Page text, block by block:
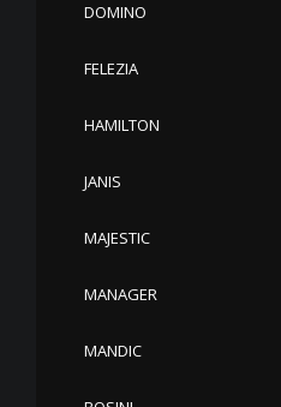
DOMINO
FELEZIA
HAMILTON
JANIS
MAJESTIC
MANAGER
MANDIC